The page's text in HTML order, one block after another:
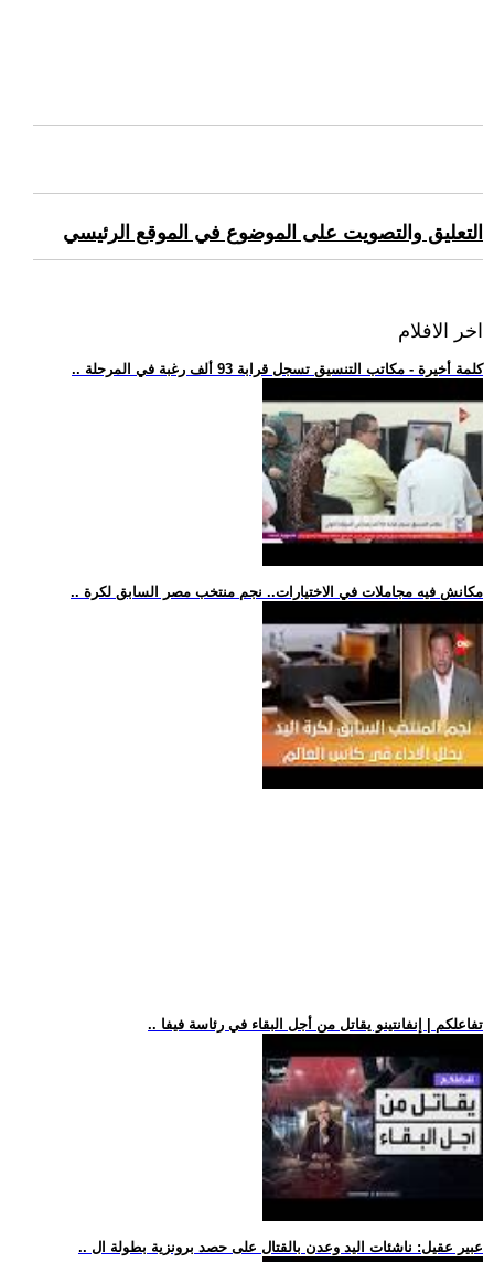
التعليق والتصويت على الموضوع في الموقع الرئيسي
اخر الافلام
.. كلمة أخيرة - مكاتب التنسيق تسجل قرابة 93 ألف رغبة في المرحلة
.. مكانش فيه مجاملات في الاختيارات.. نجم منتخب مصر السابق لكرة
.. تفاعلكم | إنفانتينو يقاتل من أجل البقاء في رئاسة فيفا
.. عبير عقيل: ناشئات اليد وعدن بالقتال على حصد برونزية بطولة ال